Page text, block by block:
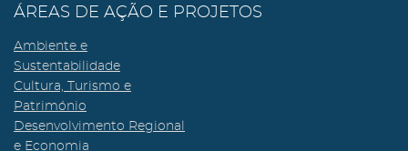
ÁREAS DE AÇÃO E PROJETOS
Ambiente e
Sustentabilidade
Cultura, Turismo e
Património
Desenvolvimento Regional
e Economia